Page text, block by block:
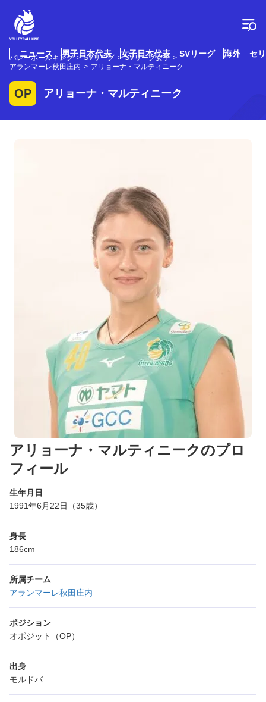
ニュース 男子日本代表 女子日本代表 SVリーグ 海外 セ
バレーボールキング SVリーグ
SVリーグ女子
アランマーレ秋田庄内
アリョーナ・マルティニーク
OP アリョーナ・マルティニーク
アリョーナ・マルティニークのプロ
フィール
生年月日
1991年6月22日（35歳）
身長
186cm
所属チーム
アランマーレ秋田庄内
ポジション
オポジット（OP）
出身
モルドバ